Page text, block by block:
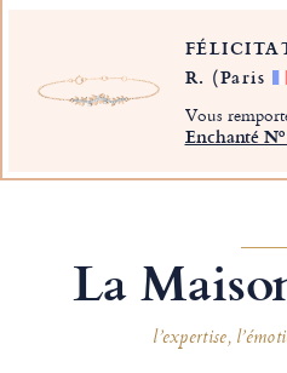
R. (Paris
Vous
Enchanté
La
l’expertise,